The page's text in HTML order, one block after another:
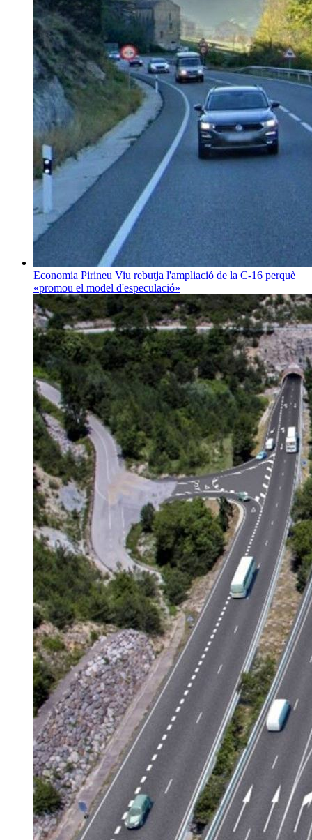
Economia Pirineu Viu rebutja l'ampliació de la C-16 perquè
«promou el model d'especulació»